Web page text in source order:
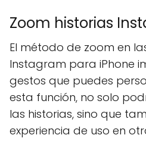
Zoom historias
El método de zoom en
Instagram para iPhone
gestos que puedes
esta función, no solo
las historias, sino que
experiencia de uso en